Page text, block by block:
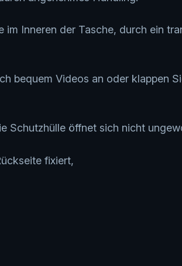
Inneren der Tasche, durch ein
bequem Videos an oder klappen
Schutzhülle öffnet sich nicht
fixiert,